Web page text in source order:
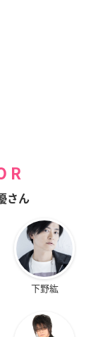
さん
下野紘